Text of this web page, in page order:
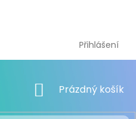
Přihlášení
NÁKUPNÍ KOŠÍK
Prázdný košík